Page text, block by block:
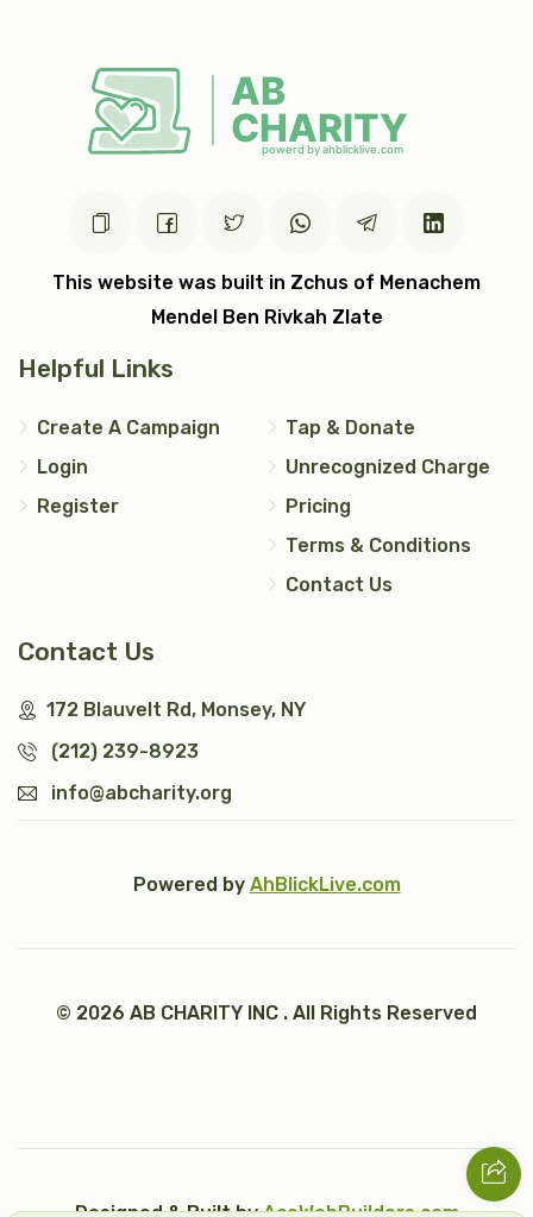
כתר תורה כתונת (2)
אבנט (2)
This website was built in Zchus of Menachem
Mendel Ben Rivkah Zlate
Helpful Links
Create A Campaign
Login
Register
Tap & Donate
Unrecognized Charge
Pricing
Terms & Conditions
Contact Us
Contact Us
172 Blauvelt Rd, Monsey, NY
(212) 239-8923
info@abcharity.org
Powered by AhBlickLive.com
© 2026 AB CHARITY INC . All Rights Reserved